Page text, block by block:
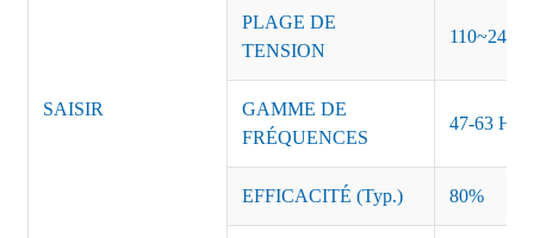
SAISIR
PLAGE DE
TENSION
110~240
GAMME DE
FRÉQUENCES
47-63 Hz
EFFICACITÉ (Typ.) 80%